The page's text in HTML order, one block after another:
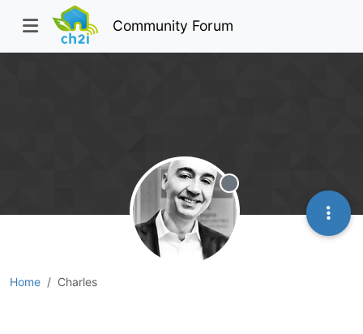
Community Forum
Home Charles
Offline